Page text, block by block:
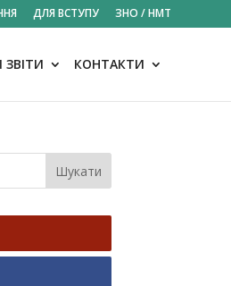
ДЛЯ ВСТУПУ ЗНО / НМТ
ЗВІТИ КОНТАКТИ